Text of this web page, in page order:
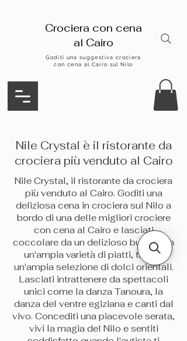
Crociera con cena
al Cairo
Goditi una suggestiva crociera
con cena al Cairo sul Nilo
Nile Crystal è il ristorante da
crociera più venduto al Cairo
Nile Crystal, il ristorante da crociera
più venduto al Cairo. Goditi una
deliziosa cena in crociera sul Nilo a
bordo di una delle migliori crociere
con cena al Cairo e lasciati
coccolare da un delizioso buffet con
un'ampia varietà di piatti, tra cui
un'ampia selezione di dolci orientali.
Lasciati intrattenere da spettacoli
unici come la danza Tanoura, la
danza del ventre egiziana e canti dal
vivo. Concediti una piacevole serata,
vivi la magia del Nilo e sentiti